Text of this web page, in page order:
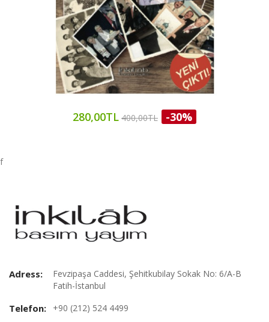
280,00TL 400,00TL -30%
f
Adress:
Fevzipaşa Caddesi, Şehitkubilay Sokak No: 6/A-B
Fatih-İstanbul
Telefon: +90 (212) 524 4499